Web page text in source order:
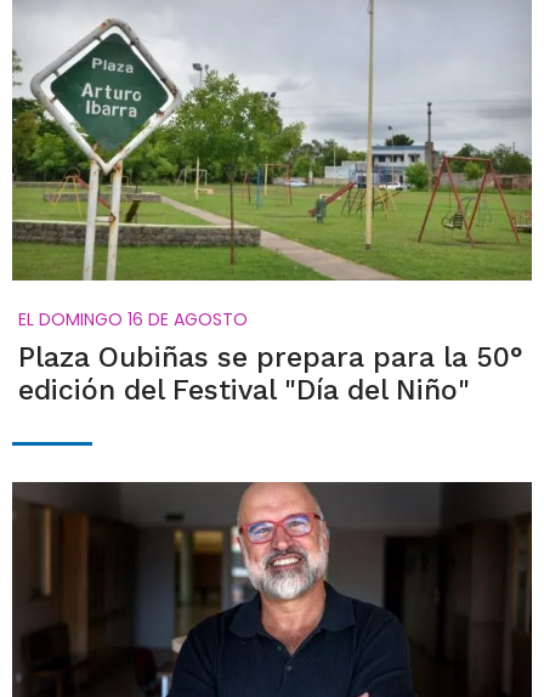
EL DOMINGO 16 DE AGOSTO
Plaza Oubiñas se prepara para la 50°
edición del Festival "Día del Niño"